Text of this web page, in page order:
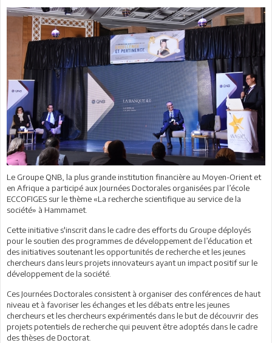
Le Groupe QNB, la plus grande institution financière au Moyen-Orient et
en Afrique a participé aux Journées Doctorales organisées par l’école
ECCOFIGES sur le thème «La recherche scientifique au service de la
société» à Hammamet.
Cette initiative s'inscrit dans le cadre des efforts du Groupe déployés
pour le soutien des programmes de développement de l’éducation et
des initiatives soutenant les opportunités de recherche et les jeunes
chercheurs dans leurs projets innovateurs ayant un impact positif sur le
développement de la société.
Ces Journées Doctorales consistent à organiser des conférences de haut
niveau et à favoriser les échanges et les débats entre les jeunes
chercheurs et les chercheurs expérimentés dans le but de découvrir des
projets potentiels de recherche qui peuvent être adoptés dans le cadre
des thèses de Doctorat.